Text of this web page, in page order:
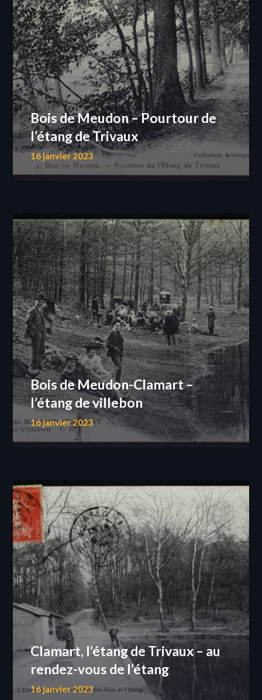
Bois de Meudon – Pourtour de
l’étang de Trivaux
16 janvier 2023
Bois de Meudon-Clamart –
l’étang de villebon
16 janvier 2023
Clamart, l’étang de Trivaux – au
rendez-vous de l’étang
16 janvier 2023